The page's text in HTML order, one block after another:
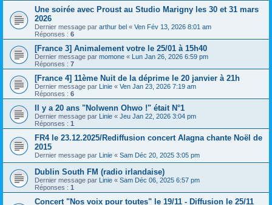
Une soirée avec Proust au Studio Marigny les 30 et 31 mars
2026
Dernier message par arthur bel « Ven Fév 13, 2026 8:01 am
Réponses : 6
[France 3] Animalement votre le 25/01 à 15h40
Dernier message par momone «
Lun Jan 26, 2026 6:59 pm
Réponses : 7
[France 4] 11ème Nuit de la déprime le 20 janvier à 21h
Dernier message par Linie « Ven Jan 23, 2026 7:19 am
Réponses : 6
Il y a 20 ans "Nolwenn Ohwo !" était N°1
Dernier message par Linie « Jeu Jan 22, 2026 3:04 pm
Réponses : 1
FR4 le 23.12.2025/Rediffusion concert Alagna chante Noël de
2015
Dernier message par Linie « Sam Déc 20, 2025 3:05 pm
Dublin South FM (radio irlandaise)
Dernier message par Linie « Sam Déc 06, 2025 6:57 pm
Réponses : 1
Concert "Nos voix pour toutes" le 19/11 - Diffusion le 25/11